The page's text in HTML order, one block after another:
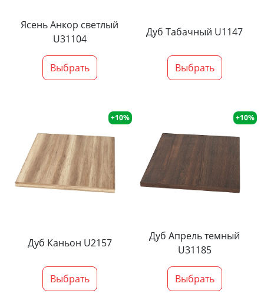
Ясень Анкор светлый
U31104
Выбрать
Дуб Табачный U1147
Выбрать
+10%
Дуб Каньон U2157
Выбрать
+10%
Дуб Апрель темный
U31185
Выбрать